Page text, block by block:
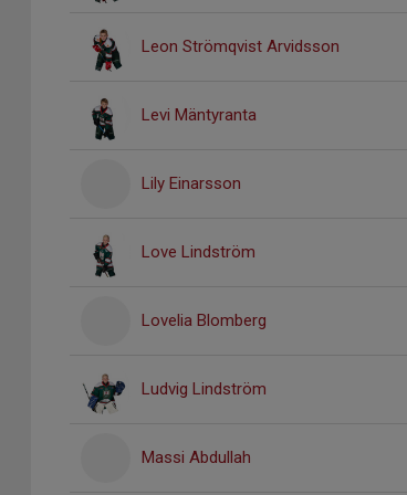
Leon Strömqvist Arvidsson
Levi Mäntyranta
Lily Einarsson
Love Lindström
Lovelia Blomberg
Ludvig Lindström
Massi Abdullah